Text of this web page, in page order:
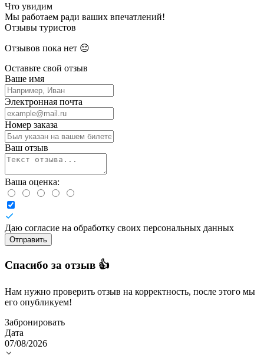
Что увидим
Мы работаем ради ваших впечатлений!
Отзывы туристов
Отзывов пока нет 😔
Оставьте свой отзыв
Ваше имя
Электронная почта
Номер заказа
Ваш отзыв
Ваша оценка:
Даю согласие на обработку своих персональных данных
Отправить
Спасибо за отзыв 👍
Нам нужно проверить отзыв на корректность, после этого мы
его опубликуем!
Забронировать
Дата
07/08/2026